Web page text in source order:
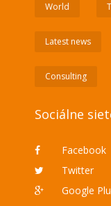
World
Latest news
Consulting
Sociálne
Facebook
Twitter
Google